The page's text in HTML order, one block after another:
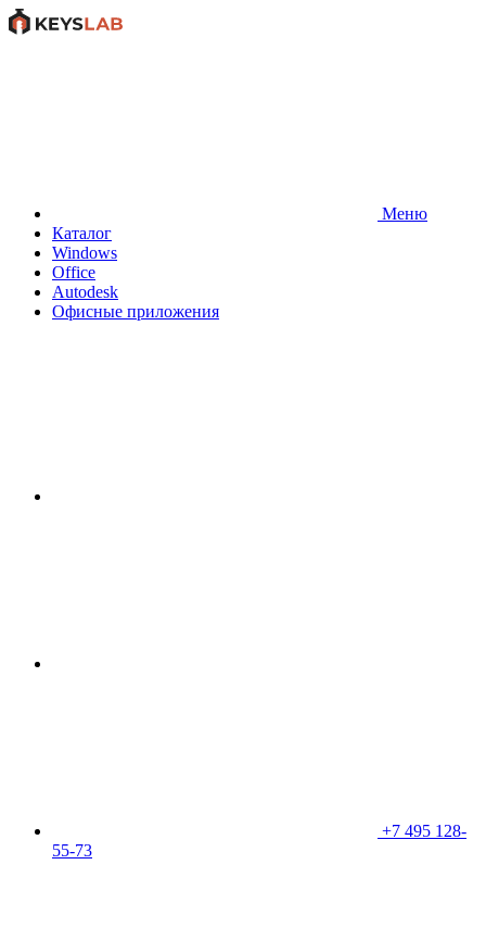
Меню
Каталог
Windows
Office
Autodesk
Офисные приложения
+7 495 128-
55-73